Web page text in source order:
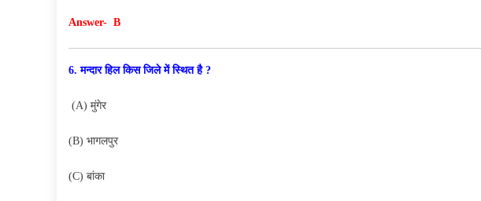
Answer- B
6. मन्दार हिल किस जिले में स्थित है ?
(A) मुंगेर
(B) भागलपुर
(C) बांका